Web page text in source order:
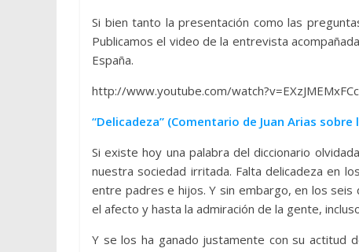
Si bien tanto la presentación como las
Publicamos el video de la entrevista
España.
http://www.youtube.com/watch?v=EXzJMEMxFCc
“Delicadeza” (Comentario de Juan Arias
Si existe hoy una palabra del diccionario
nuestra sociedad irritada. Falta delicadeza en
entre padres e hijos. Y sin embargo, en los seis
el afecto y hasta la admiración de la gente,
Y se los ha ganado justamente con su actitud